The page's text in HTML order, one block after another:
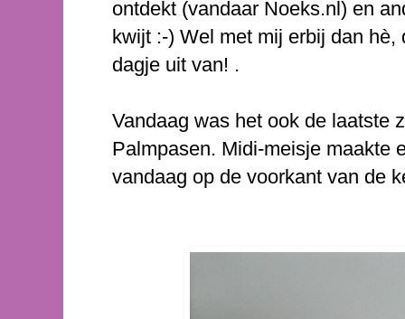
ontdekt (vandaar Noeks.nl) en
kwijt :-) Wel met mij erbij dan
dagje uit van! .
Vandaag was het ook de laatste
Palmpasen. Midi-meisje maakte
vandaag op de voorkant van de